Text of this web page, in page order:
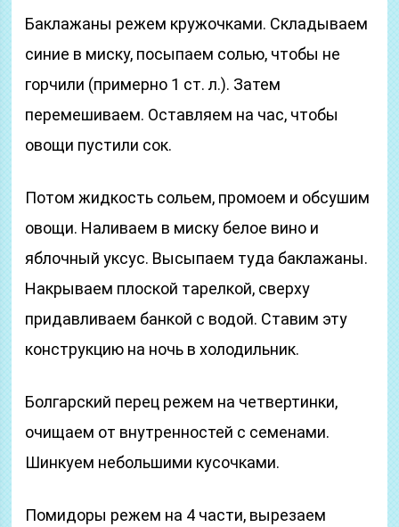
Баклажаны режем кружочками. Складываем
синие в миску, посыпаем солью, чтобы не
горчили (примерно 1 ст. л.). Затем
перемешиваем. Оставляем на час, чтобы
овощи пустили сок.
Потом жидкость сольем, промоем и обсушим
овощи. Наливаем в миску белое вино и
яблочный уксус. Высыпаем туда баклажаны.
Накрываем плоской тарелкой, сверху
придавливаем банкой с водой. Ставим эту
конструкцию на ночь в холодильник.
Болгарский перец режем на четвертинки,
очищаем от внутренностей с семенами.
Шинкуем небольшими кусочками.
Помидоры режем на 4 части, вырезаем